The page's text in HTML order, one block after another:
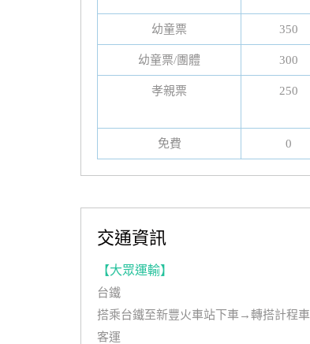
幼童票 350
幼童票/團體 300
孝親票 250
免費 0
交通資訊
【大眾運輸】
台鐵
搭乘台鐵至新豐火車站下車→轉搭計程
客運